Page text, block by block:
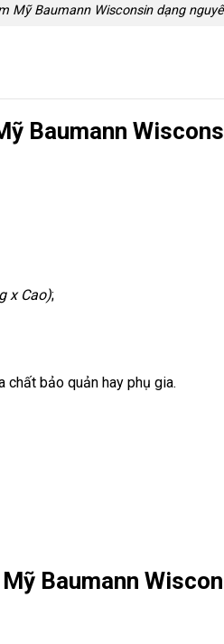
Mỹ Baumann Wisconsin dạng
Baumann
x Cao);
chất bảo quản hay phụ gia.
Baumann